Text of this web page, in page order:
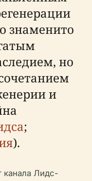
знаменито
но
и
;
).
канала Лидс-